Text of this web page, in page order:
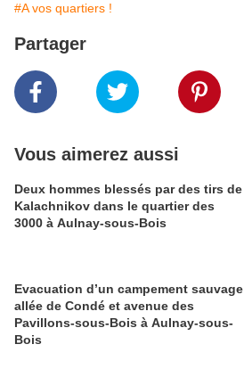
#A vos quartiers !
Partager
Vous aimerez aussi
Deux hommes blessés par des tirs de
Kalachnikov dans le quartier des
3000 à Aulnay-sous-Bois
Evacuation d’un campement sauvage
allée de Condé et avenue des
Pavillons-sous-Bois à Aulnay-sous-
Bois